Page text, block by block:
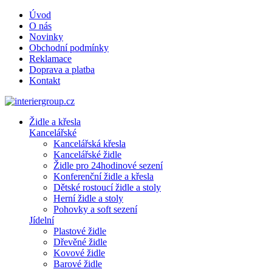
Úvod
O nás
Novinky
Obchodní podmínky
Reklamace
Doprava a platba
Kontakt
Židle a křesla
Kancelářské
Kancelářská křesla
Kancelářské židle
Židle pro 24hodinové sezení
Konferenční židle a křesla
Dětské rostoucí židle a stoly
Herní židle a stoly
Pohovky a soft sezení
Jídelní
Plastové židle
Dřevěné židle
Kovové židle
Barové židle